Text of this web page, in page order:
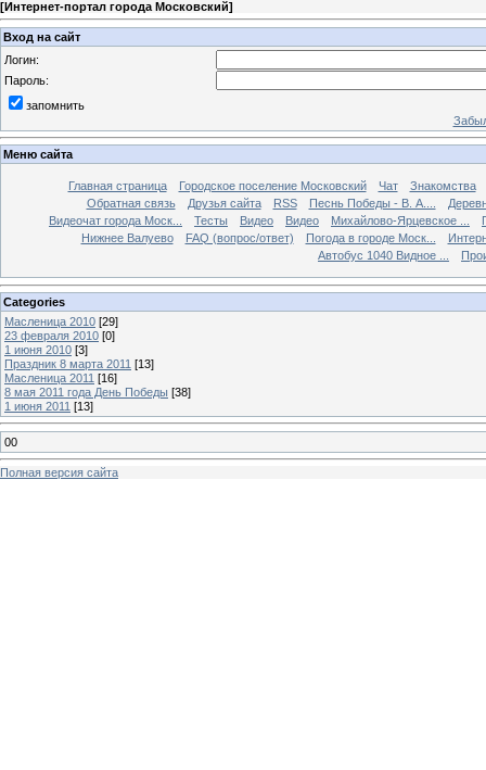
[Интернет-портал города Московский]
Вход на сайт
Логин:
Пароль:
запомнить
Меню сайта
Главная страница Городское поселение Московский Чат
Знакомства
Обратная связь
Друзья сайта RSS Песнь Победы - В. А....
Видеочат города Моск...
Тесты Видео Видео Михайлово-Ярцевское ...
Нижнее Валуево
FAQ (вопрос/ответ) Погода в городе Моск...
Автобус 1040 Видное ...
Categories
Масленица 2010 [29]
23 февраля 2010 [0]
1 июня 2010 [3]
Праздник 8 марта 2011 [13]
Масленица 2011 [16]
8 мая 2011 года День Победы [38]
1 июня 2011 [13]
00
Полная версия сайта